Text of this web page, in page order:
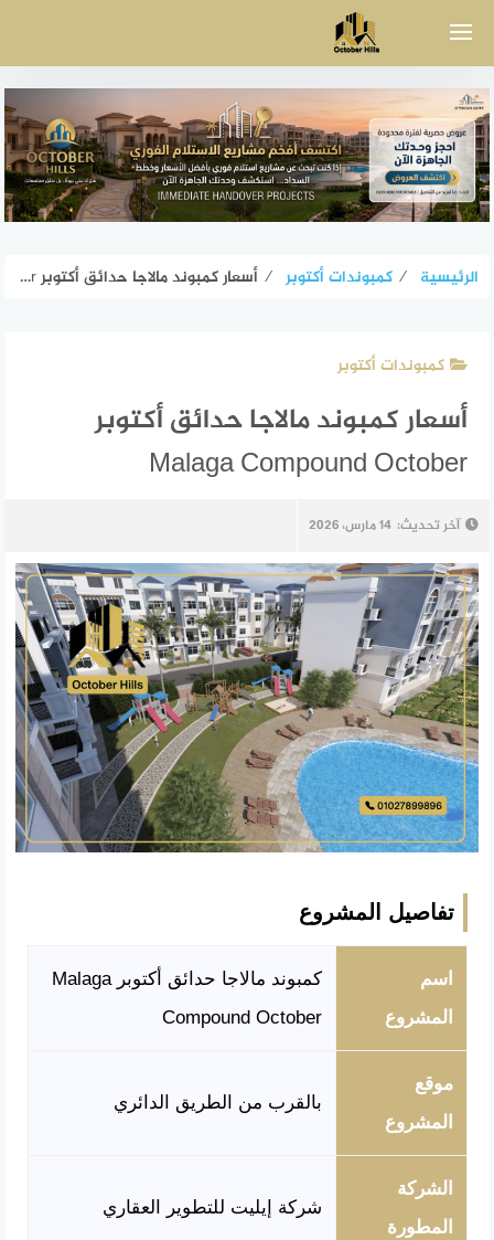
الرئيسية ⁄ كمبوندات أكتوبر ⁄ أسعار كمبوند مالاجا حدائق أكتوبر Malaga Compound October
كمبوندات أكتوبر
أسعار كمبوند مالاجا حدائق أكتوبر
Malaga Compound October
آخر تحديث: 14 مارس، 2026
تفاصيل المشروع
اسم
المشروع
كمبوند مالاجا حدائق أكتوبر Malaga
Compound October
موقع
المشروع
بالقرب من الطريق الدائري
الشركة
المطورة
شركة إيليت للتطوير العقاري